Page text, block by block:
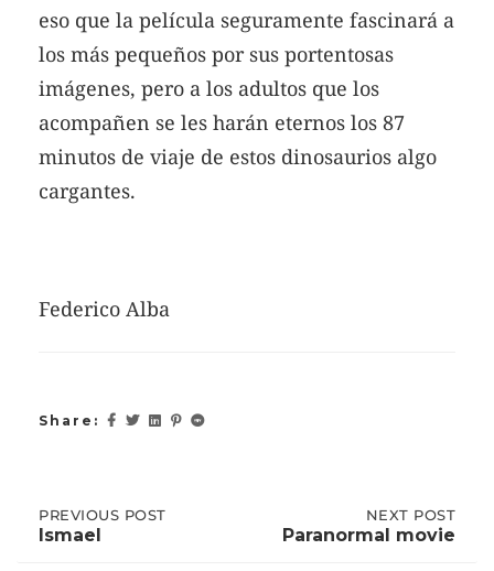
eso que la película seguramente fascinará a
los más pequeños por sus portentosas
imágenes, pero a los adultos que los
acompañen se les harán eternos los 87
minutos de viaje de estos dinosaurios algo
cargantes.
Federico Alba
Share:
Post
PREVIOUS
POST:
PREVIOUS POST
Ismael
POST:
NEXT POST
Paranormal movie